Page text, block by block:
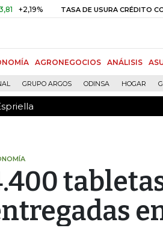
TASA DE USURA CRÉDITO
AGRONEGOCIOS ANÁLISIS
GRUPO ARGOS ODINSA HOGAR